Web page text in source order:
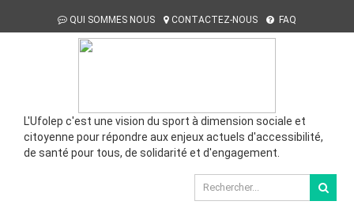
QUI SOMMES NOUS CONTACTEZ-NOUS FAQ
L'Ufolep c'est une vision du sport à dimension sociale et
citoyenne pour répondre aux enjeux actuels d'accessibilité,
de santé pour tous, de solidarité et d'engagement.